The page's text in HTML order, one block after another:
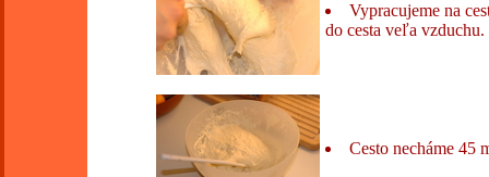
Vypracujeme na
do cesta veľa
Cesto necháme 45